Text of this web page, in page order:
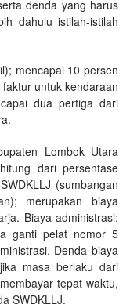
denda yang harus
dahulu istilah-istilah
mencapai 10 persen
untuk kendaraan
dua pertiga dari
Lombok Utara
dari persentase
(sumbangan
merupakan biaya
Biaya administrasi;
ganti pelat nomor 5
Denda biaya
masa berlaku dari
tepat waktu,
SWDKLLJ.